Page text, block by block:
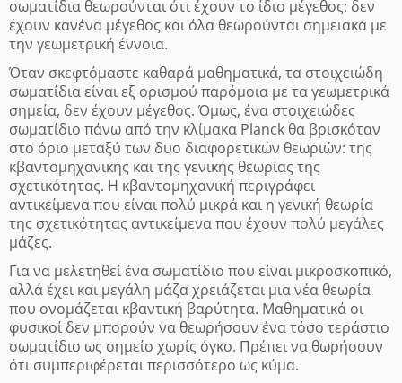
σωματίδια θεωρούνται ότι έχουν το ίδιο μέγεθος: δεν
έχουν κανένα μέγεθος και όλα θεωρούνται σημειακά με
την γεωμετρική έννοια.
Όταν σκεφτόμαστε καθαρά μαθηματικά, τα στοιχειώδη
σωματίδια είναι εξ ορισμού παρόμοια με τα γεωμετρικά
σημεία, δεν έχουν μέγεθος. Όμως, ένα στοιχειώδες
σωματίδιο πάνω από την κλίμακα Planck θα βρισκόταν
στο όριο μεταξύ των δυο διαφορετικών θεωριών: της
κβαντομηχανικής και της γενικής θεωρίας της
σχετικότητας. Η κβαντομηχανική περιγράφει
αντικείμενα που είναι πολύ μικρά και η γενική θεωρία
της σχετικότητας αντικείμενα που έχουν πολύ μεγάλες
μάζες.
Για να μελετηθεί ένα σωματίδιο που είναι μικροσκοπικό,
αλλά έχει και μεγάλη μάζα χρειάζεται μια νέα θεωρία
που ονομάζεται κβαντική βαρύτητα. Μαθηματικά οι
φυσικοί δεν μπορούν να θεωρήσουν ένα τόσο τεράστιο
σωματίδιο ως σημείο χωρίς όγκο. Πρέπει να θωρήσουν
ότι συμπεριφέρεται περισσότερο ως κύμα.